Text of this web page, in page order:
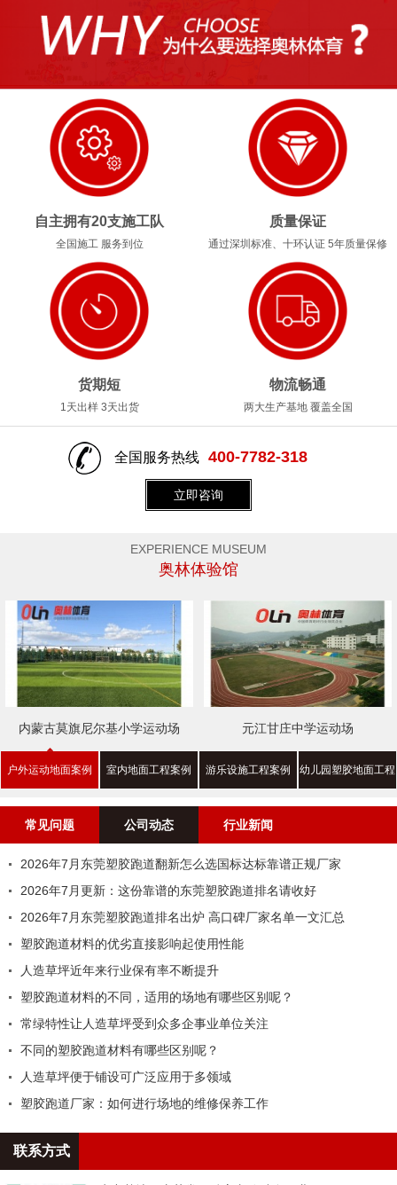
自主拥有20支施工队
全国施工 服务到位
质量保证
通过深圳标准、十环认证 5年质量保修
货期短
1天出样 3天出货
物流畅通
两大生产基地 覆盖全国
全国服务热线 400-7782-318
立即咨询
EXPERIENCE MUSEUM
奥林体验馆
内蒙古莫旗尼尔基小学运动场 元江甘庄中学运动场
户外运动地面案例 室内地面工程案例 游乐设施工程案例 幼儿园塑胶地面工程
案例
常见问题 公司动态 行业新闻
2026年7月东莞塑胶跑道翻新怎么选国标达标靠谱正规厂家
2026年7月更新：这份靠谱的东莞塑胶跑道排名请收好
2026年7月东莞塑胶跑道排名出炉 高口碑厂家名单一文汇总
塑胶跑道材料的优劣直接影响起使用性能
人造草坪近年来行业保有率不断提升
塑胶跑道材料的不同，适用的场地有哪些区别呢？
常绿特性让人造草坪受到众多企事业单位关注
不同的塑胶跑道材料有哪些区别呢？
人造草坪便于铺设可广泛应用于多领域
塑胶跑道厂家：如何进行场地的维修保养工作
联系方式